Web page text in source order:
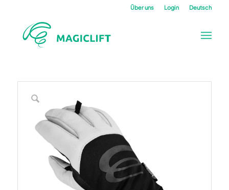
Über uns Login Deutsch